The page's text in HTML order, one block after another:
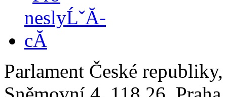
Parlament České